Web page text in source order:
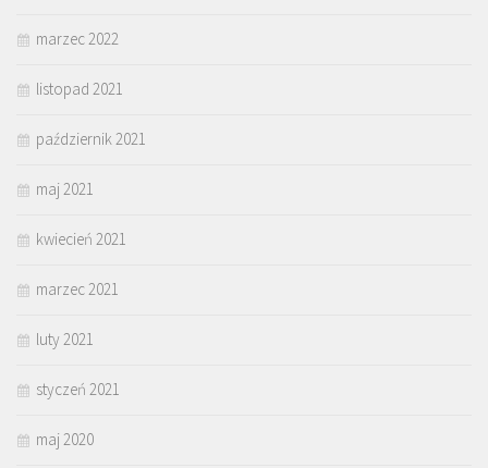
marzec 2022
listopad 2021
październik 2021
maj 2021
kwiecień 2021
marzec 2021
luty 2021
styczeń 2021
maj 2020